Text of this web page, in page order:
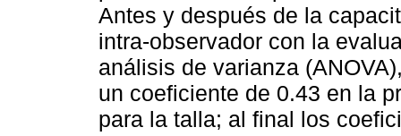
Antes y después de la
intra-observador con la
análisis de varianza
un coeficiente de 0.43 en la
para la talla; al final los